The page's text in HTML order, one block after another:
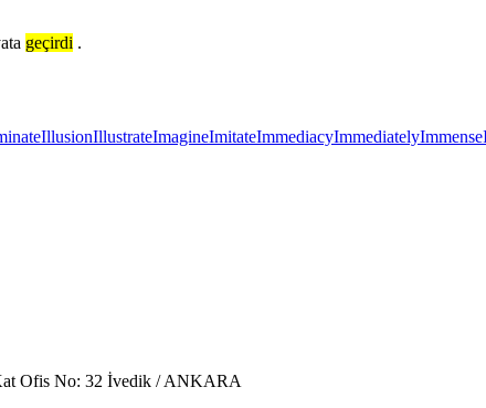
geçirdi .
IllusionIllustrateImagineImitateImmediacyImmediatelyImmense
Ofis No: 32 İvedik / ANKARA